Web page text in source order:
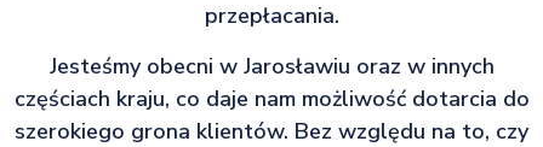
przepłacania.
Jesteśmy obecni w Jarosławiu oraz w innych
częściach kraju, co daje nam możliwość dotarcia do
szerokiego grona klientów. Bez względu na to, czy